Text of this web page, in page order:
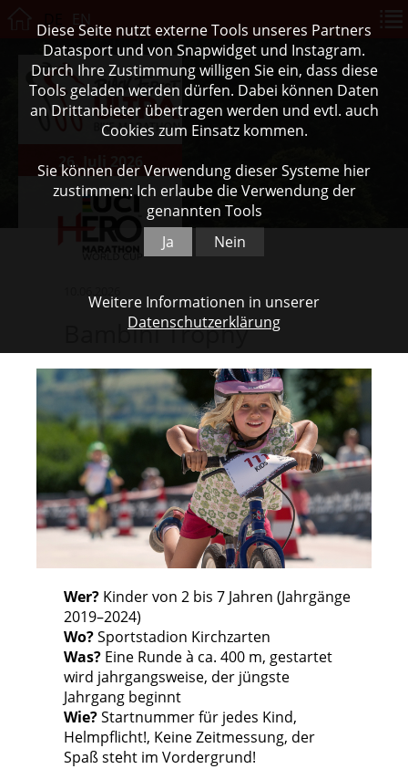
26. Juli 2026
Bambini Trophy
Wer? Kinder von 2 bis 7 Jahren (Jahrgänge
2019–2024)
Wo?Sportstadion Kirchzarten
Was? Eine Runde à ca. 400 m, gestartet
wird jahrgangsweise, der jüngste
Jahrgang beginnt
Wie?Startnummer für jedes Kind,
Helmpflicht!, Keine Zeitmessung, der
Spaß steht im Vordergrund!
Diese Seite nutzt externe Tools unseres Partners
Datasport und von Snapwidget und Instagram.
Durch Ihre Zustimmung willigen Sie ein, dass diese
Tools geladen werden dürfen. Dabei können Daten
an Drittanbieter übertragen werden und evtl. auch
Cookies zum Einsatz kommen.
Sie können der Verwendung dieser Systeme hier
zustimmen: Ich erlaube die Verwendung der
genannten Tools
Ja
Nein
Weitere Informationen in unserer
Datenschutzerklärung